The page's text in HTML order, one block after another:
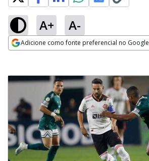
A+ A-
Adicione como fonte preferencial no Google